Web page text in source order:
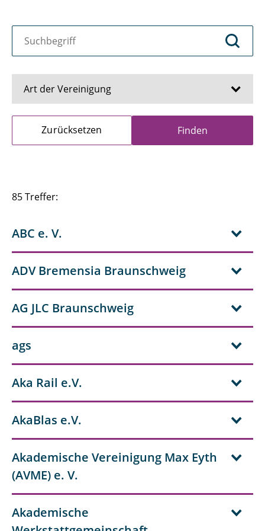
Art der Vereinigung
Zurücksetzen Finden
85 Treffer:
ABC e. V.
ADV Bremensia Braunschweig
AG JLC Braunschweig
ags
Aka Rail e.V.
AkaBlas e.V.
Akademische Vereinigung Max Eyth
(AVME) e. V.
Akademische